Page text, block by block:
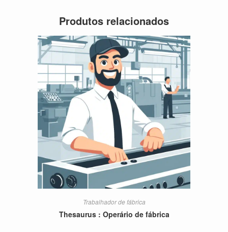
Produtos relacionados
Trabalhador de fábrica
Thesaurus : Operário de fábrica